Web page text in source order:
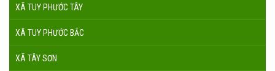
XÃ TUY PHƯỚC TÂY
XÃ TUY PHƯỚC BẮC
XÃ TÂY SƠN